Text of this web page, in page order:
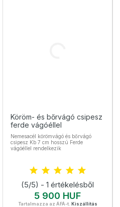
Köröm- és bőrvágó csipesz
ferde vágóéllel
Nemesacél körömvágó és bőrvágó
csipesz Kb 7 cm hosszú Ferde
vágóéllel rendelkezik
(5/5) - 1 értékelésből
Ár
5 900 HUF
Tartalmazza az ÁFÁ-t. Kiszállítás